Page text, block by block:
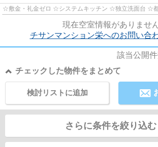
☆敷金・礼金ゼロ ☆システムキッチン ☆独立洗面台 ☆
現在空室情報がありません
チサンマンション栄へのお問い合
該当公開
チェックした物件をまとめて
検討リストに追加
さらに条件を絞り込む